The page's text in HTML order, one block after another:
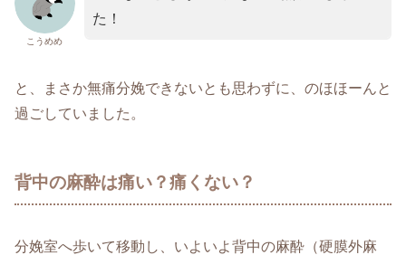
こうめめ
た！
と、まさか無痛分娩できないとも思わずに、のほほーんと
過ごしていました。
背中の麻酔は痛い？痛くない？
分娩室へ歩いて移動し、いよいよ背中の麻酔（硬膜外麻